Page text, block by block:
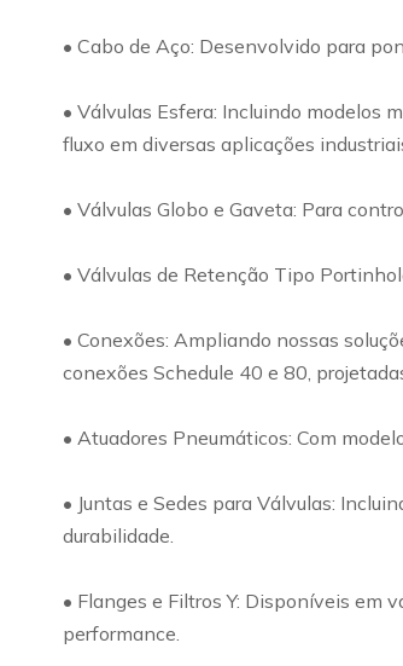
• Cabo de Aço: Desenvolvido para
• Válvulas Esfera: Incluindo modelos
fluxo em diversas aplicações
• Válvulas Globo e Gaveta: Para
• Válvulas de Retenção Tipo
• Conexões: Ampliando nossas
conexões Schedule 40 e 80,
• Atuadores Pneumáticos: Com
• Juntas e Sedes para Válvulas:
durabilidade.
• Flanges e Filtros Y: Disponíveis em
performance.